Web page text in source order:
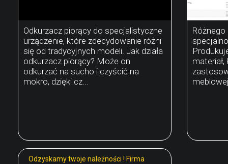
Odkurzacz piorący do specjalistyczne
urządzenie, które zdecydowanie różni
się od tradycyjnych modeli. Jak działa
odkurzacz piorący? Może on
odkurzać na sucho i czyścić na
mokro, dzięki cz...
Różnego
Odzyskamy twoje należności ! Firma